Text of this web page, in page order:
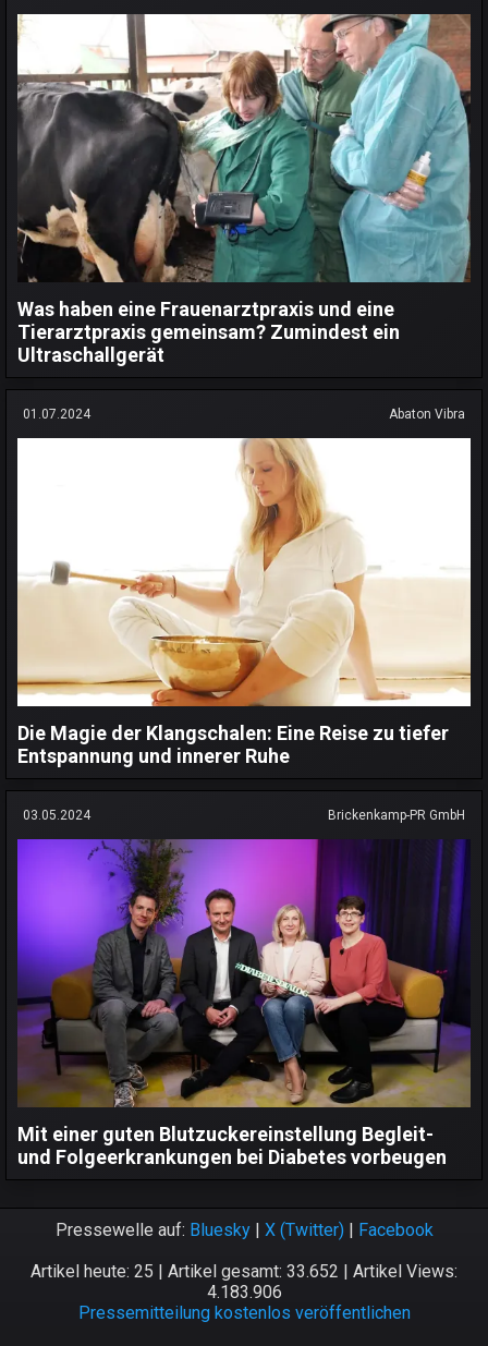
Was haben eine Frauenarztpraxis und eine
Tierarztpraxis gemeinsam? Zumindest ein
Ultraschallgerät
01.07.2024 Abaton Vibra
Die Magie der Klangschalen: Eine Reise zu tiefer
Entspannung und innerer Ruhe
03.05.2024 Brickenkamp-PR GmbH
Mit einer guten Blutzuckereinstellung Begleit-
und Folgeerkrankungen bei Diabetes vorbeugen
Pressewelle auf: Bluesky| X (Twitter)| Facebook
Artikel heute: 25 | Artikel gesamt: 33.652 | Artikel Views:
4.183.906
Pressemitteilung kostenlos veröffentlichen